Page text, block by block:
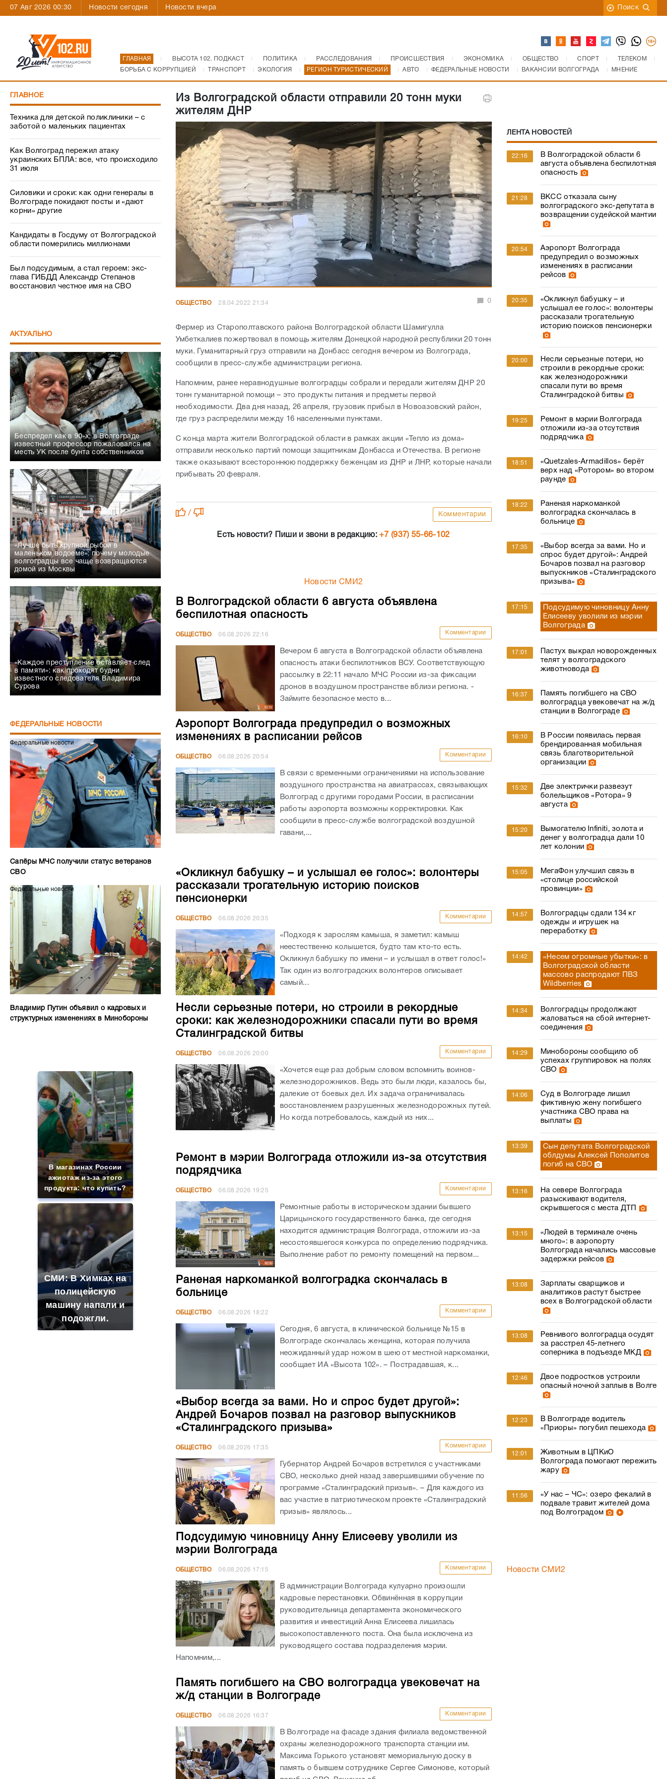
07 Авг 2026 00:30 Новости сегодня Новости вчера Поиск
ГЛАВНАЯ ВЫСОТА 102. ПОДКАСТ ПОЛИТИКА РАССЛЕДОВАНИЯ ПРОИСШЕСТВИЯ ЭКОНОМИКА ОБЩЕСТВО СПОРТ
ТЕЛЕКОМ
БОРЬБА С КОРРУПЦИЕЙ
ТРАНСПОРТ ЭКОЛОГИЯ РЕГИОН ТУРИСТИЧЕСКИЙ АВТО ФЕДЕРАЛЬНЫЕ НОВОСТИ ВАКАНСИИ ВОЛГОГРАДА МНЕНИЕ
ГЛАВНОЕ
Техника для детской поликлиники – с
заботой о маленьких пациентах
Как Волгоград пережил атаку
украинских БПЛА: все, что происходило
31 июля
Силовики и сроки: как одни генералы в
Волгограде покидают посты и «дают
корни» другие
Кандидаты в Госдуму от Волгоградской
области померились миллионами
Был подсудимым, а стал героем: экс-
глава ГИБДД Александр Степанов
восстановил честное имя на СВО
АКТУАЛЬНО
Беспредел как в 90-х: в Волгограде
известный профессор пожаловался на
месть УК после бунта собственников
«Лучше быть крупной рыбой в
маленьком водоеме»: почему молодые
волгоградцы все чаще возвращаются
домой из Москвы
«Каждое преступление оставляет след
в памяти»: как проходят будни
известного следователя Владимира
Сурова
ФЕДЕРАЛЬНЫЕ НОВОСТИ
Федеральные новости
Сапёры МЧС получили статус ветеранов
СВО
Федеральные новости
Владимир Путин объявил о кадровых и
структурных изменениях в Минобороны
В магазинах России
ажиотаж из-за этого
продукта: что купить?
СМИ: В Химках на
полицейскую
машину напали и
подожгли.
Из Волгоградской области отправили 20 тонн муки
жителям ДНР
ОБЩЕСТВО 28.04.2022 21:34 0
Фермер из Старополтавского района Волгоградской области Шамигулла
Умбеткалиев пожертвовал в помощь жителям Донецкой народной республики 20 тонн
муки. Гуманитарный груз отправили на Донбасс сегодня вечером из Волгограда,
сообщили в пресс-службе администрации региона.
Напомним, ранее неравнодушные волгоградцы собрали и передали жителям ДНР 20
тонн гуманитарной помощи – это продукты питания и предметы первой
необходимости. Два дня назад, 26 апреля, грузовик прибыл в Новоазовский район,
где груз распределили между 16 населенными пунктами.
С конца марта жители Волгоградской области в рамках акции «Тепло из дома»
отправили несколько партий помощи защитникам Донбасса и Отечества. В регионе
также оказывают всестороннюю поддержку беженцам из ДНР и ЛНР, которые начали
прибывать 20 февраля.
/ Комментарии
Есть новости? Пиши и звони в редакцию:+7 (937) 55-66-102
Новости СМИ2
В Волгоградской области 6 августа объявлена
беспилотная опасность
ОБЩЕСТВО 06.08.2026 22:16 Комментарии
Вечером 6 августа в Волгоградской области объявлена
опасность атаки беспилотников ВСУ. Соответствующую
рассылку в 22:11 начало МЧС России из-за фиксации
дронов в воздушном пространстве вблизи региона. -
Займите безопасное место в...
Аэропорт Волгограда предупредил о возможных
изменениях в расписании рейсов
ОБЩЕСТВО 06.08.2026 20:54 Комментарии
В связи с временными ограничениями на использование
воздушного пространства на авиатрассах, связывающих
Волгоград с другими городами России, в расписании
работы аэропорта возможны корректировки. Как
сообщили в пресс-службе волгоградской воздушной
гавани,...
«Окликнул бабушку – и услышал ее голос»: волонтеры
рассказали трогательную историю поисков
пенсионерки
ОБЩЕСТВО 06.08.2026 20:35 Комментарии
«Подходя к зарослям камыша, я заметил: камыш
неестественно колышется, будто там кто-то есть.
Окликнул бабушку по имени – и услышал в ответ голос!»
Так один из волгоградских волонтеров описывает
самый...
Несли серьезные потери, но строили в рекордные
сроки: как железнодорожники спасали пути во время
Сталинградской битвы
ОБЩЕСТВО 06.08.2026 20:00 Комментарии
«Хочется еще раз добрым словом вспомнить воинов-
железнодорожников. Ведь это были люди, казалось бы,
далекие от боевых дел. Их задача ограничивалась
восстановлением разрушенных железнодорожных путей.
Но когда потребовалось, каждый из них...
Ремонт в мэрии Волгограда отложили из-за отсутствия
подрядчика
ОБЩЕСТВО 06.08.2026 19:25 Комментарии
Ремонтные работы в историческом здании бывшего
Царицынского государственного банка, где сегодня
находится администрация Волгограда, отложили из-за
несостоявшегося конкурса по определению подрядчика.
Выполнение работ по ремонту помещений на первом...
Раненая наркоманкой волгоградка скончалась в
больнице
ОБЩЕСТВО 06.08.2026 18:22 Комментарии
Сегодня, 6 августа, в клинической больнице №15 в
Волгограде скончалась женщина, которая получила
неожиданный удар ножом в шею от местной наркоманки,
сообщает ИА «Высота 102». – Пострадавшая, к...
«Выбор всегда за вами. Но и спрос будет другой»:
Андрей Бочаров позвал на разговор выпускников
«Сталинградского призыва»
ОБЩЕСТВО 06.08.2026 17:35 Комментарии
Губернатор Андрей Бочаров встретился с участниками
СВО, несколько дней назад завершившими обучение по
программе «Сталинградский призыв». – Для каждого из
вас участие в патриотическом проекте «Сталинградский
призыв» являлось...
Подсудимую чиновницу Анну Елисееву уволили из
мэрии Волгограда
ОБЩЕСТВО 06.08.2026 17:15 Комментарии
В администрации Волгограда кулуарно произошли
кадровые перестановки. Обвинённая в коррупции
руководительница департамента экономического
развития и инвестиций Анна Елисеева лишилась
высокопоставленного поста. Она была исключена из
руководящего состава подразделения мэрии.
Напомним,...
Память погибшего на СВО волгоградца увековечат на
ж/д станции в Волгограде
ОБЩЕСТВО 06.08.2026 16:37 Комментарии
В Волгограде на фасаде здания филиала ведомственной
охраны железнодорожного транспорта станции им.
Максима Горького установят мемориальную доску в
память о бывшем сотруднике Сергее Симонове, который
ЛЕНТА НОВОСТЕЙ
22:16
В Волгоградской области 6
августа объявлена беспилотная
опасность
21:28
ВКСС отказала сыну
волгоградского экс-депутата в
возвращении судейской мантии
20:54
Аэропорт Волгограда
предупредил о возможных
изменениях в расписании
рейсов
20:35
«Окликнул бабушку – и
услышал ее голос»: волонтеры
рассказали трогательную
историю поисков пенсионерки
20:00
Несли серьезные потери, но
строили в рекордные сроки:
как железнодорожники
спасали пути во время
Сталинградской битвы
19:25
Ремонт в мэрии Волгограда
отложили из-за отсутствия
подрядчика
18:51
«Quetzales‑Armadillos» берёт
верх над «Ротором» во втором
раунде
18:22
Раненая наркоманкой
волгоградка скончалась в
больнице
17:35
«Выбор всегда за вами. Но и
спрос будет другой»: Андрей
Бочаров позвал на разговор
выпускников «Сталинградского
призыва»
17:15
Подсудимую чиновницу Анну
Елисееву уволили из мэрии
Волгограда
17:01
Пастух выкрал новорожденных
телят у волгоградского
животновода
16:37
Память погибшего на СВО
волгоградца увековечат на ж/д
станции в Волгограде
16:10
В России появилась первая
брендированная мобильная
связь благотворительной
организации
15:32
Две электрички развезут
болельщиков «Ротора» 9
августа
15:20
Вымогателю Infiniti, золота и
денег у волгоградца дали 10
лет колонии
15:05
МегаФон улучшил связь в
«столице российской
провинции»
14:57
Волгоградцы сдали 134 кг
одежды и игрушек на
переработку
14:42
«Несем огромные убытки»: в
Волгоградской области
массово распродают ПВЗ
Wildberries
14:34
Волгоградцы продолжают
жаловаться на сбой интернет-
соединения
14:29
Минобороны сообщило об
успехах группировок на полях
СВО
14:06
Суд в Волгограде лишил
фиктивную жену погибшего
участника СВО права на
выплаты
13:39
Сын депутата Волгоградской
облдумы Алексей Пополитов
погиб на СВО
13:16
На севере Волгограда
разыскивают водителя,
скрывшегося с места ДТП
13:15
«Людей в терминале очень
много»: в аэропорту
Волгограда начались массовые
задержки рейсов
13:08
Зарплаты сварщиков и
аналитиков растут быстрее
всех в Волгоградской области
13:08
Ревнивого волгоградца осудят
за расстрел 45-летнего
соперника в подъезде МКД
12:46
Двое подростков устроили
опасный ночной заплыв в Волге
12:23
В Волгограде водитель
«Приоры» погубил пешехода
12:01
Животным в ЦПКиО
Волгограда помогают пережить
жару
11:56
«У нас – ЧС»: озеро фекалий в
подвале травит жителей дома
под Волгоградом
Новости СМИ2